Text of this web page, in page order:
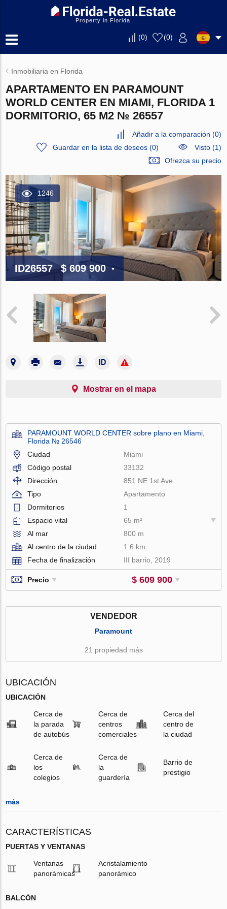
Property in Florida
(0) (0)
Inmobiliaria en Florida
APARTAMENTO EN PARAMOUNT
WORLD CENTER EN MIAMI, FLORIDA 1
DORMITORIO, 65 M2 № 26557
Añadir a la comparación (0)
Guardar en la lista de deseos(0)
Visto (1)
Ofrezca su precio
1246
ID26557 $ 609 900
Mostrar en el mapa
PARAMOUNT WORLD CENTER sobre plano en Miami,
Florida № 26546
Ciudad
Miami
Código postal
33132
Dirección
851 NE 1st Ave
Tipo
Apartamento
Dormitorios
1
Espacio vital
65 m²
Al mar
800 m
Al centro de la ciudad
1.6 km
Fecha de finalización
III barrio, 2019
Precio $ 609 900
VENDEDOR
Paramount
21 propiedad más
UBICACIÓN
UBICACIÓN
Cerca de
la parada
de autobús
Cerca de
centros
comerciales
Cerca del
centro de
la ciudad
Cerca de
los
colegios
Cerca de
la
guardería
Barrio de
prestigio
más
CARACTERÍSTICAS
PUERTAS Y VENTANAS
Ventanas
panorámicas
Acristalamiento
panorámico
BALCÓN